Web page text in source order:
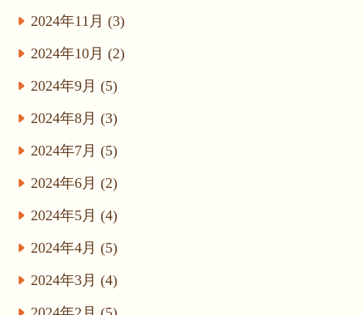
2024年11月 (3)
2024年10月 (2)
2024年9月 (5)
2024年8月 (3)
2024年7月 (5)
2024年6月 (2)
2024年5月 (4)
2024年4月 (5)
2024年3月 (4)